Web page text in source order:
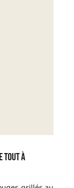
tout à